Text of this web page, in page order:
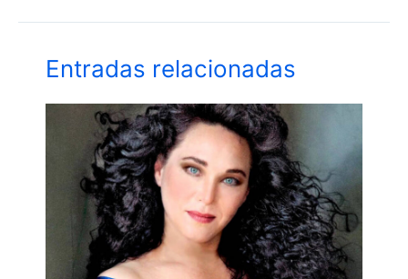
Entradas relacionadas